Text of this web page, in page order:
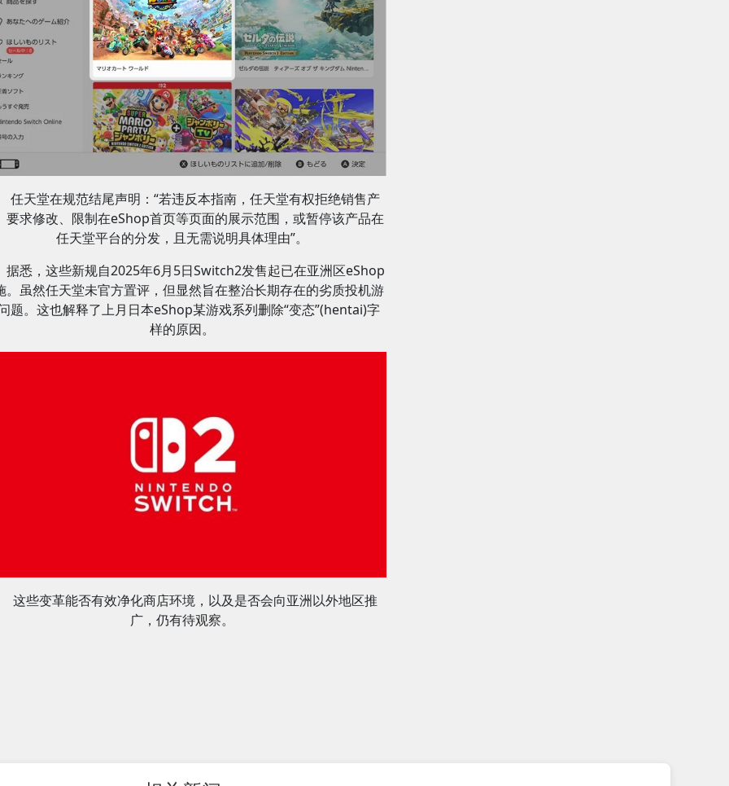
任天堂在规范结尾声明：“若违反本指南，任天堂有权拒绝销售产
要求修改、限制在eShop首页等页面的展示范围，或暂停该产品在
任天堂平台的分发，且无需说明具体理由”。
据悉，这些新规自2025年6月5日Switch2发售起已在亚洲区eShop
。虽然任天堂未官方置评，但显然旨在整治长期存在的劣质投机游
题。这也解释了上月日本eShop某游戏系列删除“变态”(hentai)字
样的原因。
这些变革能否有效净化商店环境，以及是否会向亚洲以外地区推
广，仍有待观察。